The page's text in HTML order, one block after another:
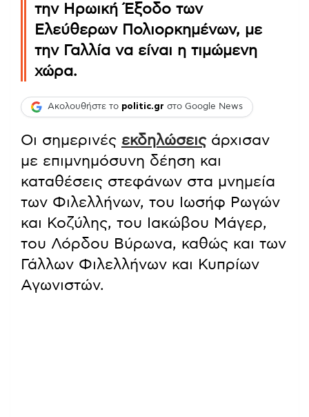
την Ηρωική Έξοδο των
Ελεύθερων Πολιορκημένων, με
την Γαλλία να είναι η τιμώμενη
χώρα.
Ακολουθήστε το politic.gr στο Google News
Οι σημερινές εκδηλώσειςάρχισαν
με επιμνημόσυνη δέηση και
καταθέσεις στεφάνων στα μνημεία
των Φιλελλήνων, του Ιωσήφ Ρωγών
και Κοζύλης, του Ιακώβου Μάγερ,
του Λόρδου Βύρωνα, καθώς και των
Γάλλων Φιλελλήνων και Κυπρίων
Αγωνιστών.